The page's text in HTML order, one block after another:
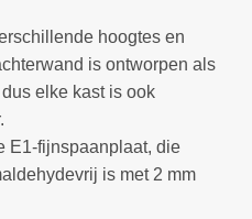
hoogtes en
is ontworpen als
elke kast is ook
E1-fijnspaanplaat, die
is met 2 mm